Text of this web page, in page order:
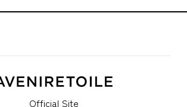
Official Site